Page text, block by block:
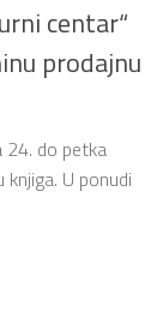
centar“
prodajnu
24. do petka
U ponudi